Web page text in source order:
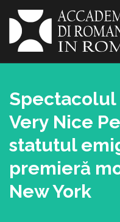
Spectacolul
Very Nice
statutul
premieră
New York